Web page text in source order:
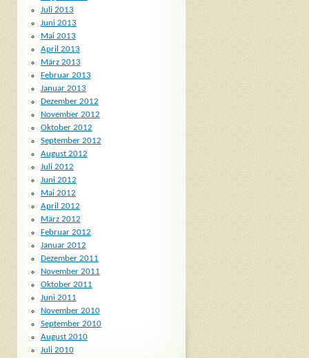
Juli 2013
Juni 2013
Mai 2013
April 2013
März 2013
Februar 2013
Januar 2013
Dezember 2012
November 2012
Oktober 2012
September 2012
August 2012
Juli 2012
Juni 2012
Mai 2012
April 2012
März 2012
Februar 2012
Januar 2012
Dezember 2011
November 2011
Oktober 2011
Juni 2011
November 2010
September 2010
August 2010
Juli 2010